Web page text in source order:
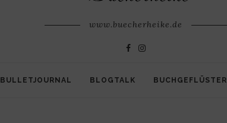
www.buecherheike.de
BLOGTALK BUCHGEFLÜSTER